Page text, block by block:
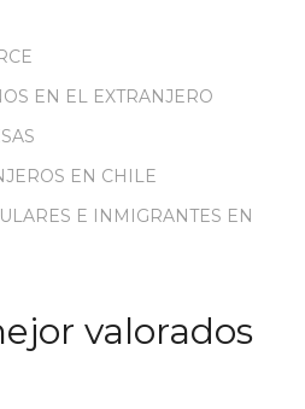
EN EL EXTRANJERO
EN CHILE
E INMIGRANTES EN
valorados